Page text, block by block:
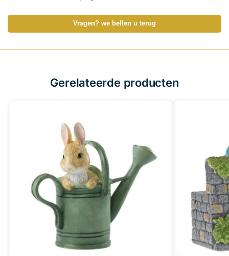
Vragen? we bellen u terug
Gerelateerde producten